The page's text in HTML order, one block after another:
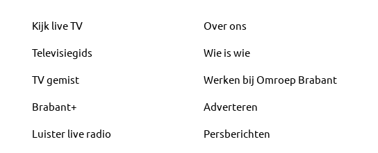
Kijk live TV
Televisiegids
TV gemist
Brabant+
Luister live radio
Over ons
Wie is wie
Werken bij Omroep Brabant
Adverteren
Persberichten